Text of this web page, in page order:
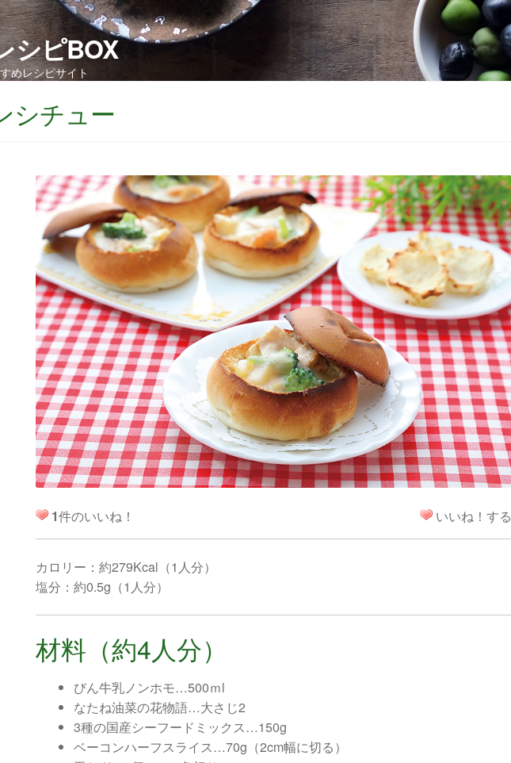
シピBOX
めレシピサイト
シチュー
1件のいいね！ いいね！する
カロリー：約279Kcal（1人分）
塩分：約0.5g（1人分）
材料（約4人分）
びん牛乳ノンホモ…500ｍl
なたね油菜の花物語…大さじ2
3種の国産シーフードミックス…150g
ベーコンハーフスライス…70g（2cm幅に切る）